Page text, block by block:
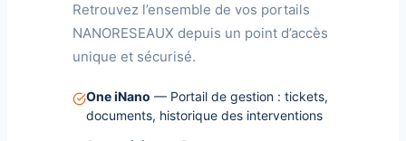
Retrouvez l’ensemble de vos portails
NANORESEAUX depuis un point d’accès
unique et sécurisé.
One iNano — Portail de gestion : tickets,
documents, historique des interventions